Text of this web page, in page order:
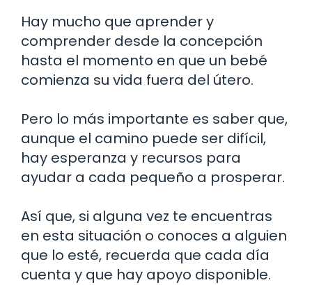
Hay mucho que aprender y
comprender desde la concepción
hasta el momento en que un bebé
comienza su vida fuera del útero.
Pero lo más importante es saber que,
aunque el camino puede ser difícil,
hay esperanza y recursos para
ayudar a cada pequeño a prosperar.
Así que, si alguna vez te encuentras
en esta situación o conoces a alguien
que lo esté, recuerda que cada día
cuenta y que hay apoyo disponible.